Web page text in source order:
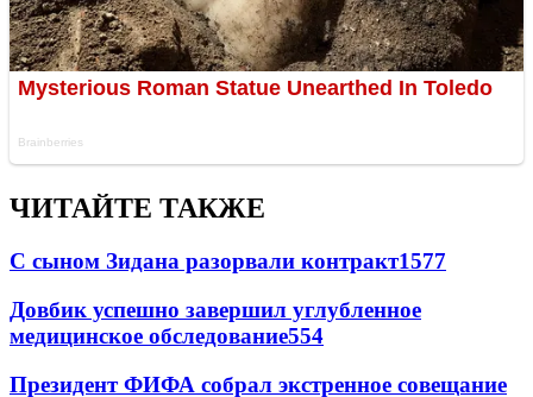
ЧИТАЙТЕ ТАКЖЕ
С сыном Зидана разорвали контракт1577
Довбик успешно завершил углубленное
медицинское обследование554
Президент ФИФА собрал экстренное совещание